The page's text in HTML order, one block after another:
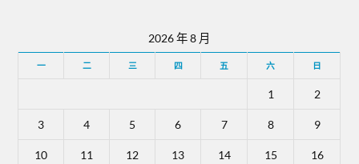
2026 年 8 月
一 二 三 四 五 六 日
1 2
3 4 5 6 7 8 9
10 11 12 13 14 15 16